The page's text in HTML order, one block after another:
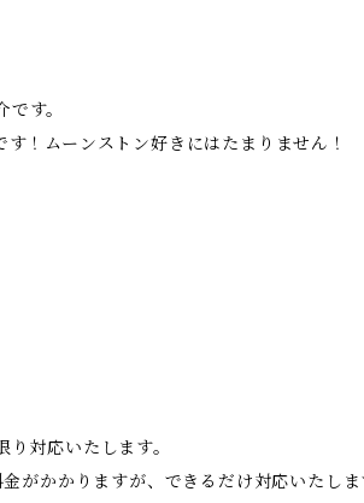
す。
！ムーンストン好きにはたまりません！
対応いたします。
がかかりますが、できるだけ対応いたしま